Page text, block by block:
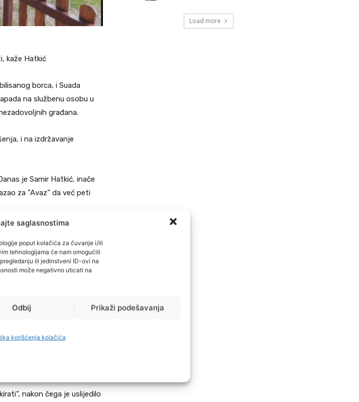
saglasnostima
poput kolačića za čuvanje i/ili
tehnologijama će nam omogućiti
ili jedinstveni ID-ovi na
može negativno uticati na
Odbij Prikaži podešavanja
korišćenja kolačića
kaže Hatkić
borca, i Suada
na službenu osobu u
građana.
i na izdržavanje
je Samir Hatkić, inače
za ”Avaz” da već peti
Vikendom mi je zabranjen
kazne, ali eto – kazao je
redovnih sedmičnih
u obavljanju službene
tog petka parkirao
na mjesto za ratne vojne
nakon čega je uslijedilo
Load more